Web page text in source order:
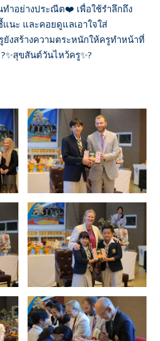
ำอย่างประณีต❤️ เพื่อใช้รำลึกถึง
นะ และคอยดูแลเอาใจใส่
ยังสร้างความตระหนักให้ครูทำหน้าที่
สุขสันต์วันไหว้ครู✨?